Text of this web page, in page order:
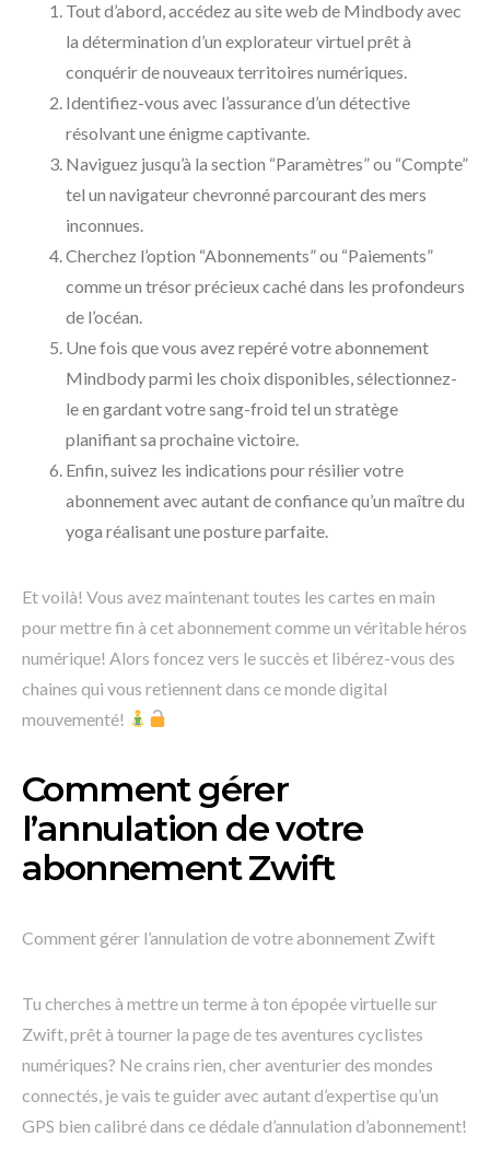
Tout d’abord, accédez au site web de Mindbody avec
la détermination d’un explorateur virtuel prêt à
conquérir de nouveaux territoires numériques.
Identifiez-vous avec l’assurance d’un détective
résolvant une énigme captivante.
Naviguez jusqu’à la section “Paramètres” ou “Compte”
tel un navigateur chevronné parcourant des mers
inconnues.
Cherchez l’option “Abonnements” ou “Paiements”
comme un trésor précieux caché dans les profondeurs
de l’océan.
Une fois que vous avez repéré votre abonnement
Mindbody parmi les choix disponibles, sélectionnez-
le en gardant votre sang-froid tel un stratège
planifiant sa prochaine victoire.
Enfin, suivez les indications pour résilier votre
abonnement avec autant de confiance qu’un maître du
yoga réalisant une posture parfaite.
Et voilà! Vous avez maintenant toutes les cartes en main
pour mettre fin à cet abonnement comme un véritable héros
numérique! Alors foncez vers le succès et libérez-vous des
chaines qui vous retiennent dans ce monde digital
mouvementé!
Comment gérer
l’annulation de votre
abonnement Zwift
Comment gérer l’annulation de votre abonnement Zwift
Tu cherches à mettre un terme à ton épopée virtuelle sur
Zwift, prêt à tourner la page de tes aventures cyclistes
numériques? Ne crains rien, cher aventurier des mondes
connectés, je vais te guider avec autant d’expertise qu’un
GPS bien calibré dans ce dédale d’annulation d’abonnement!